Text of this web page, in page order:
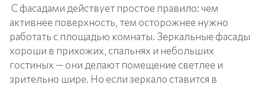
С фасадами действует простое правило: чем
активнее поверхность, тем осторожнее нужно
работать с площадью комнаты. Зеркальные фасады
хороши в прихожих, спальнях и небольших
гостиных — они делают помещение светлее и
зрительно шире. Но если зеркало ставится в